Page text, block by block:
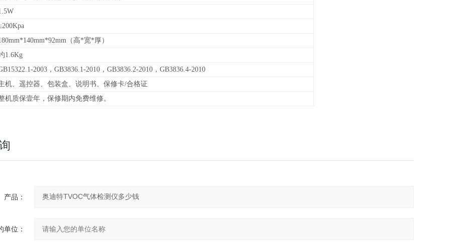
（高*宽*厚）
1.6Kg
2003，GB3836.1-2010，GB3836.2-2010，GB3836.4-2010
机、遥控器、包装盒、说明书、保修卡/合格证
机质保壹年，保修期内免费维修。
产品：
单位：